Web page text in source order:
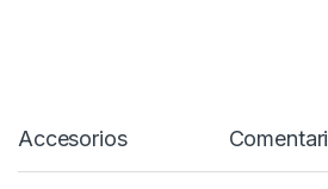
Accesorios